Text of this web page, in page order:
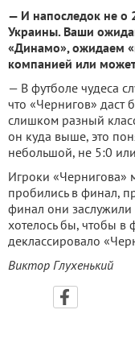
— И напоследок не о
Украины. Ваши
«Динамо», ожидаем
компанией или
— В футболе чудеса
что «Чернигов» даст
слишком разный
он куда выше, это
небольшой, не 5:0
Игроки «Чернигова»
пробились в финал,
финал они
хотелось бы, чтобы
деклассировало
Виктор Глухенький